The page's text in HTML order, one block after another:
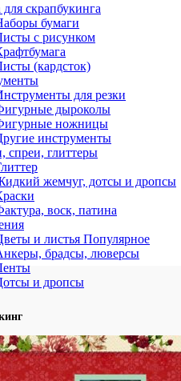
для скрапбукинга
бумаги
с рисунком
(кардсток)
для резки
дыроколы
ножницы
инструменты
спреи, глиттеры
жемчуг, дотсы и дропсы
воск, патина
и листья Популярное
брадсы, люверсы
и дропсы